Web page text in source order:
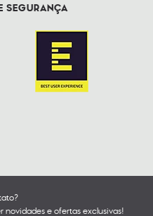
SEGURANÇA
novidades e ofertas exclusivas!